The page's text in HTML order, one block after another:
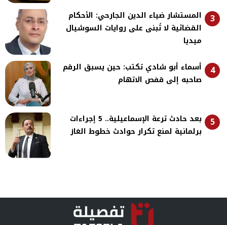
3
المستشار ضياء الدين الجارحي: الأحكام
القضائية لا تُبنى على روايات السوشيال
ميديا
4
أسماء أبو شادي تكتب: حين يسبق الرقم
صاحبه إلى قفص الاتهام
5
بعد حادث ترعة الإسماعيلية.. 5 إجراءات
برلمانية لمنع تكرار حوادث خطوط الغاز